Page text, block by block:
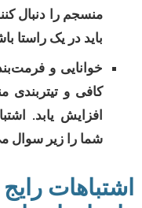
منسجم را دنبال
باید در یک راستا
خوانایی و
کافی و تیتربندی
افزایش یابد.
شما را زیر سوال
اشتباهات